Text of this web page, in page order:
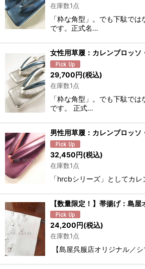
在庫数1点
「粋な角型」。でも下駄で
です。正式名…
女性用草履：カレンブロッ
29,700円(税込)
在庫数1点
「粋な角型」。でも下駄で
です。 正式…
男性用草履：カレンブロッ
32,450円(税込)
在庫数1点
「hrcbシリーズ」としてカ
【数量限定！】帯揚げ：島
24,200円(税込)
在庫数1点
【島屋呉服店オリジナル／